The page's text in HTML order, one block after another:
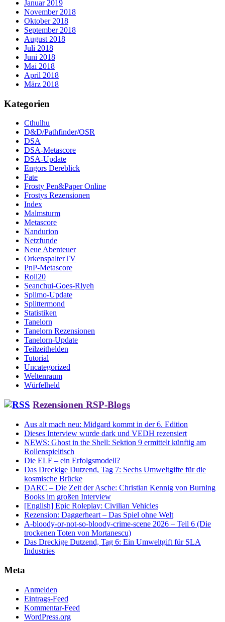
Januar 2019
November 2018
Oktober 2018
September 2018
August 2018
Juli 2018
Juni 2018
Mai 2018
April 2018
März 2018
Kategorien
Cthulhu
D&D/Pathfinder/OSR
DSA
DSA-Metascore
DSA-Update
Engors Dereblick
Fate
Frosty Pen&Paper Online
Frostys Rezensionen
Index
Malmsturm
Metascore
Nandurion
Netzfunde
Neue Abenteuer
OrkenspalterTV
PnP-Metascore
Roll20
Seanchui-Goes-Rlyeh
Splimo-Update
Splittermond
Statistiken
Tanelorn
Tanelorn Rezensionen
Tanelorn-Update
Teilzeithelden
Tutorial
Uncategorized
Weltenraum
Würfelheld
Rezensionen RSP-Blogs
Aus alt mach neu: Midgard kommt in der 6. Edition
Dieses Interview wurde dark und VEDH rezensiert
NEWS: Ghost in the Shell: Sektion 9 ermittelt künftig am
Rollenspieltisch
Die ELF – ein Erfolgsmodell?
Das Dreckige Dutzend, Tag 7: Sechs Umweltgifte für die
kosmische Brücke
DARC – Die Zeit der Asche: Christian Kennig von Burning
Books im großen Interview
[English] Epic Roleplay: Civilian Vehicles
Rezension: Daggerheart – Das Spiel ohne Welt
A-bloody-or-not-so-bloody-crime-scene 2026 – Teil 6 (Die
trockenen Toten von Mortanescu)
Das Dreckige Dutzend, Tag 6: Ein Umweltgift für SLA
Industries
Meta
Anmelden
Eintrags-Feed
Kommentar-Feed
WordPress.org